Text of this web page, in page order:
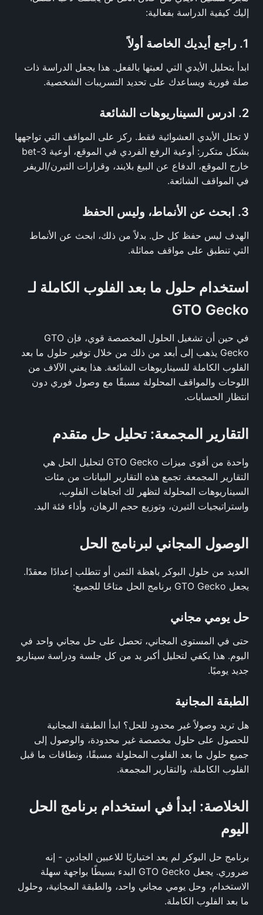
إليك كيفية الدراسة بفعالية:
1. راجع أيديك الخاصة أولاً
ابدأ بتحليل الأيدي التي لعبتها بالفعل. هذا يجعل الدراسة ذات
صلة فورية ويساعدك على تحديد التسريبات الشخصية.
2. ادرس السيناريوهات الشائعة
لا تحلل الأيدي العشوائية فقط. ركز على المواقف التي تواجهها
بشكل متكرر: أوعية الرفع الفردي في الموقع، أوعية 3-bet
خارج الموقع، الدفاع عن البيغ بلايند، وقرارات التيرن/الريفر
في المواقف الشائعة.
3. ابحث عن الأنماط، وليس الحفظ
الهدف ليس حفظ كل حل. بدلاً من ذلك، ابحث عن الأنماط
التي تنطبق على مواقف مماثلة.
استخدام حلول ما بعد الفلوب الكاملة لـ
GTO Gecko
في حين أن تشغيل الحلول المخصصة قوي، فإن GTO
Gecko يذهب إلى أبعد من ذلك من خلال توفير حلول ما بعد
الفلوب الكاملة للسيناريوهات الشائعة. هذا يعني الآلاف من
اللوحات والمواقف المحلولة مسبقًا مع وصول فوري دون
انتظار الحسابات.
التقارير المجمعة: تحليل حل متقدم
واحدة من أقوى ميزات GTO Gecko لتحليل الحل هي
التقارير المجمعة. تجمع هذه التقارير البيانات من مئات
السيناريوهات المحلولة لتظهر لك اتجاهات الفلوب،
واستراتيجيات التيرن، وتوزيع حجم الرهان، وأداء فئة اليد.
الوصول المجاني لبرنامج الحل
العديد من حلول البوكر باهظة الثمن أو تتطلب إعدادًا معقدًا.
يجعل GTO Gecko برنامج الحل متاحًا للجميع:
حل يومي مجاني
حتى في المستوى المجاني، تحصل على حل مجاني واحد في
اليوم. هذا يكفي لتحليل أكبر يد من كل جلسة ودراسة سيناريو
جديد يوميًا.
الطبقة المجانية
هل تريد وصولاً غير محدود للحل؟ ابدأ الطبقة المجانية
للحصول على حلول مخصصة غير محدودة، والوصول إلى
جميع حلول ما بعد الفلوب المحلولة مسبقًا، ونطاقات ما قبل
الفلوب الكاملة، والتقارير المجمعة.
الخلاصة: ابدأ في استخدام برنامج الحل
اليوم
برنامج حل البوكر لم يعد اختياريًا للاعبين الجادين - إنه
ضروري. يجعل GTO Gecko البدء بسيطًا بواجهة سهلة
الاستخدام، وحل يومي مجاني واحد، والطبقة المجانية، وحلول
ما بعد الفلوب الكاملة.